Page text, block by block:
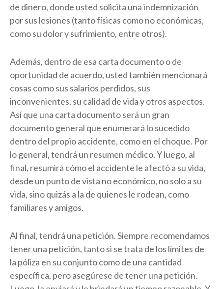
de dinero, donde usted solicita una indemnización
por sus lesiones (tanto físicas como no económicas,
como su dolor y sufrimiento, entre otros).
Además, dentro de esa carta documento o de
oportunidad de acuerdo, usted también mencionará
cosas como sus salarios perdidos, sus
inconvenientes, su calidad de vida y otros aspectos.
Así que una carta documento será un gran
documento general que enumerará lo sucedido
dentro del propio accidente, como en el choque. Por
lo general, tendrá un resumen médico. Y luego, al
final, resumirá cómo el accidente le afectó a su vida,
desde un punto de vista no económico, no solo a su
vida, sino quizás a la de quienes le rodean, como
familiares y amigos.
Al final, tendrá una petición. Siempre recomendamos
tener una petición, tanto si se trata de los límites de
la póliza en su conjunto como de una cantidad
específica, pero asegúrese de tener una petición.